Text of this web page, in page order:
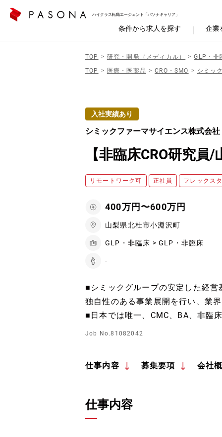
ハイクラス転職エージェント「パソナキャリア」
条件から求人を探す 企業
TOP 研究・開発（メディカル）
GLP・非
TOP
医療・医薬品 CRO・SMO シミッ
入社実績あり
シミックファーマサイエンス株式会社
【非臨床CRO研究
リモートワーク可 正社員 フレックス
400万円〜600万円
山梨県北杜市小淵沢町
GLP・非臨床 > GLP・非臨床
-
■シミックグループの安定した経
独自性のある事業展開を行い、業
■日本では唯一、CMC、BA、非臨
Job No.81082042
仕事内容 募集要項 会社
仕事内容